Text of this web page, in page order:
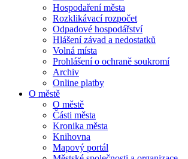
Hospodaření města
Rozklikávací rozpočet
Odpadové hospodářství
Hlášení závad a nedostatků
Volná místa
Prohlášení o ochraně soukromí
Archiv
Online platby
O městě
O městě
Části města
Kronika města
Knihovna
Mapový portál